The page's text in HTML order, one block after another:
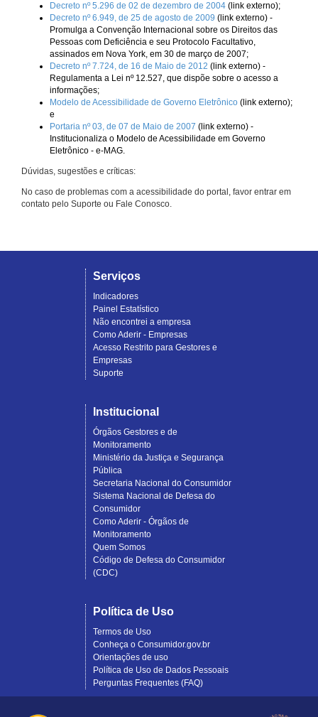
Decreto nº 5.296 de 02 de dezembro de 2004 (link externo);
Decreto nº 6.949, de 25 de agosto de 2009 (link externo) -
Promulga a Convenção Internacional sobre os Direitos das
Pessoas com Deficiência e seu Protocolo Facultativo,
assinados em Nova York, em 30 de março de 2007;
Decreto nº 7.724, de 16 de Maio de 2012 (link externo) -
Regulamenta a Lei nº 12.527, que dispõe sobre o acesso a
informações;
Modelo de Acessibilidade de Governo Eletrônico (link externo);
e
Portaria nº 03, de 07 de Maio de 2007 (link externo) -
Institucionaliza o Modelo de Acessibilidade em Governo
Eletrônico - e-MAG.
Dúvidas, sugestões e críticas:
No caso de problemas com a acessibilidade do portal, favor entrar em
contato pelo Suporte ou Fale Conosco.
Serviços
Indicadores
Painel Estatístico
Não encontrei a empresa
Como Aderir - Empresas
Acesso Restrito para Gestores e
Empresas
Suporte
Institucional
Órgãos Gestores e de
Monitoramento
Ministério da Justiça e Segurança
Pública
Secretaria Nacional do Consumidor
Sistema Nacional de Defesa do
Consumidor
Como Aderir - Órgãos de
Monitoramento
Quem Somos
Código de Defesa do Consumidor
(CDC)
Política de Uso
Termos de Uso
Conheça o Consumidor.gov.br
Orientações de uso
Política de Uso de Dados Pessoais
Perguntas Frequentes (FAQ)